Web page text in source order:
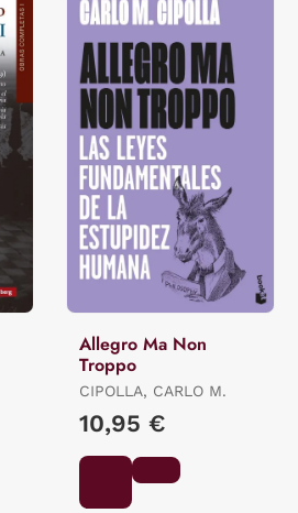
Allegro Ma Non
Troppo
CIPOLLA, CARLO M.
10,95 €